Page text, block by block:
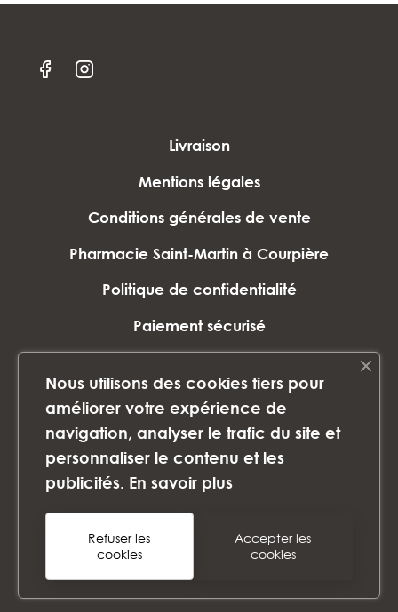
Livraison
Mentions légales
Conditions générales de vente
Pharmacie Saint-Martin à Courpière
Politique de confidentialité
Paiement sécurisé
Marques
©2024 PHARMACIE SAINT-MARTIN - Tous
droits réservés - Images non libres de
droits
Télephone :
04 73 53 10 66
Email :contact@paraworld.fr
Nous utilisons des cookies tiers pour
améliorer votre expérience de
navigation, analyser le trafic du site et
personnaliser le contenu et les
publicités. En savoir plus
Accepter les
cookies
Refuser les
cookies